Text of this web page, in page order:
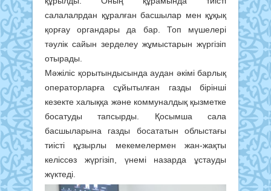
салалалрдан құралған басшылар мен құқық
қорғау органдары да бар. Топ мүшелері
тәулік сайын зерделеу жұмыстарын жүргізіп
отырады.
Мәжіліс қорытындысында аудан әкімі барлық
операторларға сұйытылған газды бірінші
кезекте халыққа және коммуналдық қызметке
босатуды тапсырды. Қосымша сала
басшыларына газды босататын облыстағы
тиісті құзырлы мекемелермен жан-жақты
келіссөз жүргізіп, үнемі назарда ұстауды
жүктеді.